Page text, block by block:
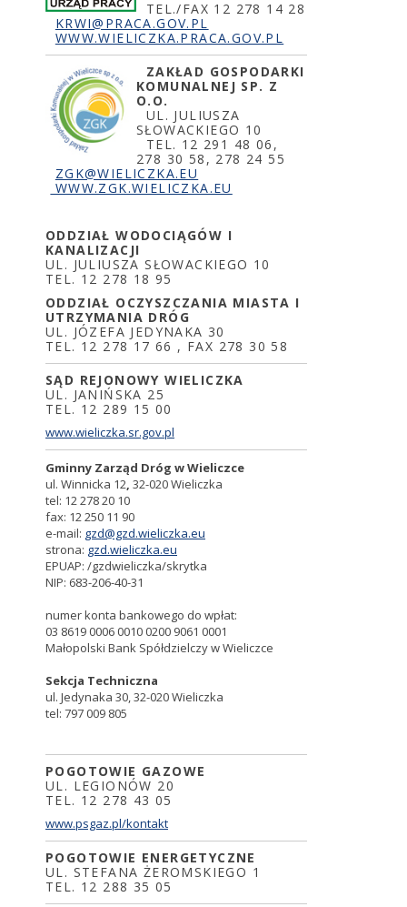
TEL./FAX 12 278 14 28
KRWI@PRACA.GOV.PL
WWW.WIELICZKA.PRACA.GOV.PL
ZAKŁAD GOSPODARKI
KOMUNALNEJ SP. Z
O.O.
UL. JULIUSZA
SŁOWACKIEGO 10
TEL. 12 291 48 06,
278 30 58, 278 24 55
ZGK@WIELICZKA.EU
WWW.ZGK.WIELICZKA.EU
ODDZIAŁ WODOCIĄGÓW I
KANALIZACJI
UL. JULIUSZA SŁOWACKIEGO 10
TEL. 12 278 18 95
ODDZIAŁ OCZYSZCZANIA MIASTA I
UTRZYMANIA DRÓG
UL. JÓZEFA JEDYNAKA 30
TEL. 12 278 17 66 , FAX 278 30 58
SĄD REJONOWY WIELICZKA
UL. JANIŃSKA 25
TEL. 12 289 15 00
www.wieliczka.sr.gov.pl
Gminny Zarząd Dróg w Wieliczce
ul. Winnicka 12, 32-020 Wieliczka
tel: 12 278 20 10
fax: 12 250 11 90
e-mail: gzd@gzd.wieliczka.eu
strona: gzd.wieliczka.eu
EPUAP: /gzdwieliczka/skrytka
NIP: 683-206-40-31
numer konta bankowego do wpłat:
03 8619 0006 0010 0200 9061 0001
Małopolski Bank Spółdzielczy w Wieliczce
Sekcja Techniczna
ul. Jedynaka 30, 32-020 Wieliczka
tel: 797 009 805
POGOTOWIE GAZOWE
UL. LEGIONÓW 20
TEL. 12 278 43 05
www.psgaz.pl/kontakt
POGOTOWIE ENERGETYCZNE
UL. STEFANA ŻEROMSKIEGO 1
TEL. 12 288 35 05